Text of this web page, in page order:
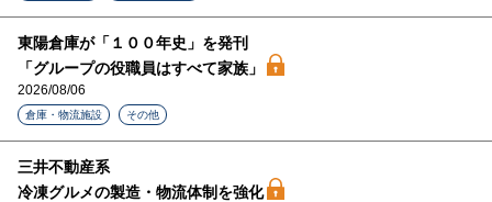
東陽倉庫が「１００年史」を発刊
「グループの役職員はすべて家族」
2026/08/06
倉庫・物流施設 その他
三井不動産系
冷凍グルメの製造・物流体制を強化